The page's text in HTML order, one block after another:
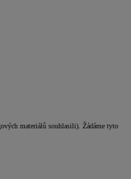
materiálů souhlasili). Žádáme tyto